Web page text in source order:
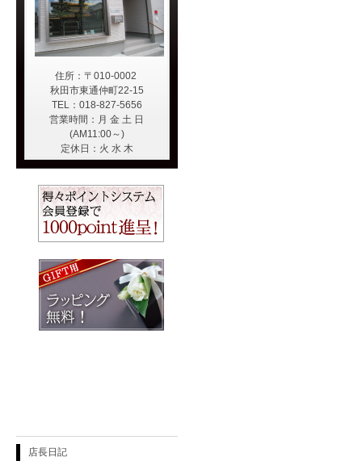
住所：〒010-0002
秋田市東通仲町22-15
TEL：018-827-5656
営業時間：月 金 土 日
(AM11:00～)
定休日：火 水 木
店長日記